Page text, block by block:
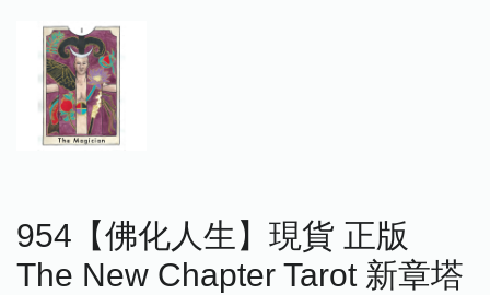
954【佛化人生】現貨 正版
The New Chapter Tarot 新章塔